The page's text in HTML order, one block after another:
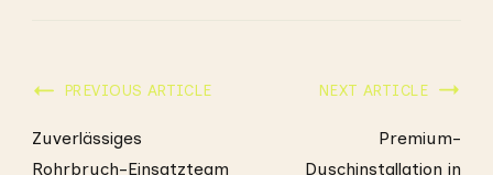
Post
Navigation
PREVIOUS ARTICLE
Zuverlässiges
Rohrbruch-Einsatzteam
NEXT ARTICLE
Premium-
Duschinstallation in